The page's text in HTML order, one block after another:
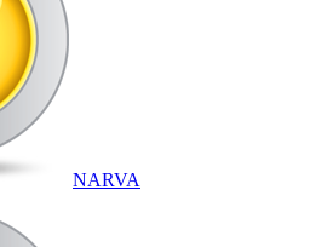
NARVA